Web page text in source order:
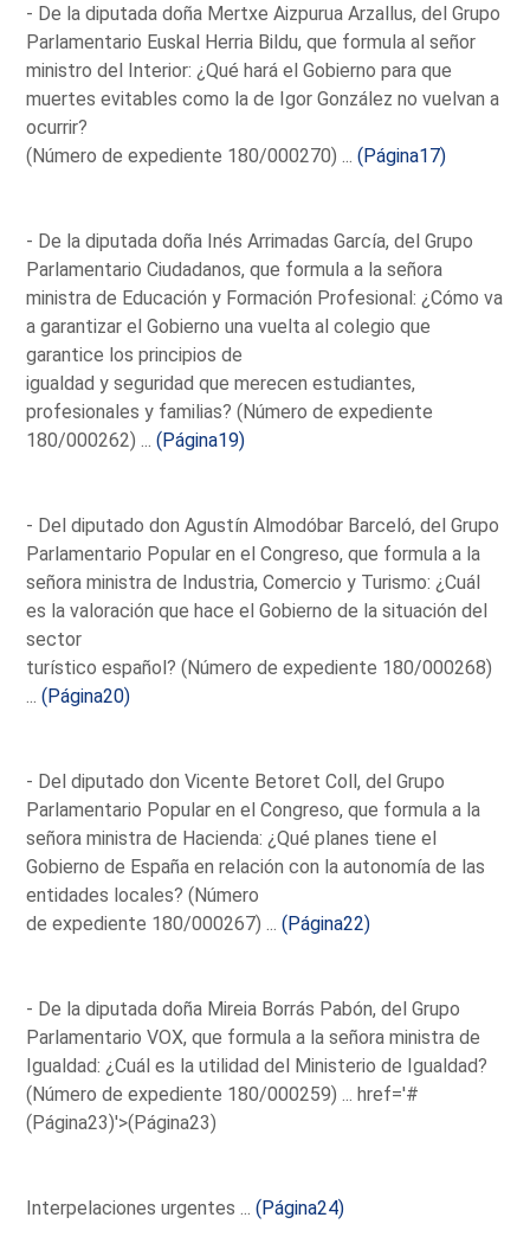
- De la diputada doña Mertxe Aizpurua Arzallus, del Grupo
Parlamentario Euskal Herria Bildu, que formula al señor
ministro del Interior: ¿Qué hará el Gobierno para que
muertes evitables como la de Igor González no vuelvan a
ocurrir?
(Número de expediente 180/000270) ...(Página17)
- De la diputada doña Inés Arrimadas García, del Grupo
Parlamentario Ciudadanos, que formula a la señora
ministra de Educación y Formación Profesional: ¿Cómo va
a garantizar el Gobierno una vuelta al colegio que
garantice los principios de
igualdad y seguridad que merecen estudiantes,
profesionales y familias? (Número de expediente
180/000262) ...(Página19)
- Del diputado don Agustín Almodóbar Barceló, del Grupo
Parlamentario Popular en el Congreso, que formula a la
señora ministra de Industria, Comercio y Turismo: ¿Cuál
es la valoración que hace el Gobierno de la situación del
sector
turístico español? (Número de expediente 180/000268)
...(Página20)
- Del diputado don Vicente Betoret Coll, del Grupo
Parlamentario Popular en el Congreso, que formula a la
señora ministra de Hacienda: ¿Qué planes tiene el
Gobierno de España en relación con la autonomía de las
entidades locales? (Número
de expediente 180/000267) ...(Página22)
- De la diputada doña Mireia Borrás Pabón, del Grupo
Parlamentario VOX, que formula a la señora ministra de
Igualdad: ¿Cuál es la utilidad del Ministerio de Igualdad?
(Número de expediente 180/000259) ...href='#
(Página23)'>(Página23)
Interpelaciones urgentes ...(Página24)